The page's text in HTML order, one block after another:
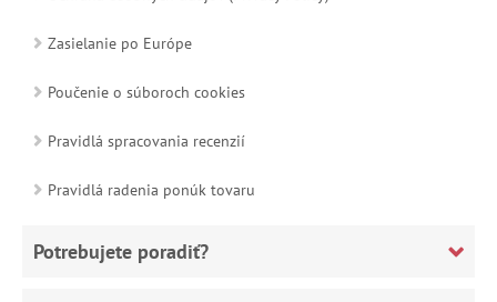
Zasielanie po Európe
Poučenie o súboroch cookies
Pravidlá spracovania recenzií
Pravidlá radenia ponúk tovaru
Potrebujete poradiť?